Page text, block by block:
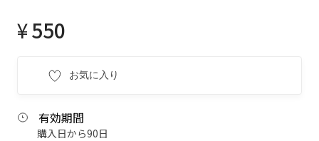
¥550
お気に入り
有効期間
購入日から90日